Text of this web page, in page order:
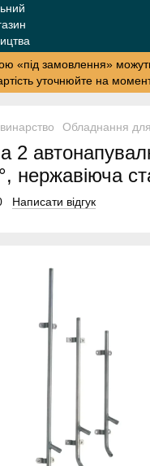
«під замовлення»
уточнюйте на
Обладнання
2
нержавіюча
Написати відгук